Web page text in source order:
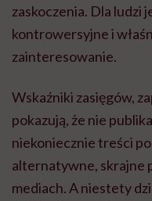
zaskoczenia. Dla ludzi
kontrowersyjne i
zainteresowanie.
Wskaźniki zasięgów,
pokazują, że nie
niekoniecznie treści
alternatywne, skrajne
mediach. A niestety